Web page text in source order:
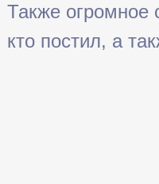
Также огромное
кто постил, а